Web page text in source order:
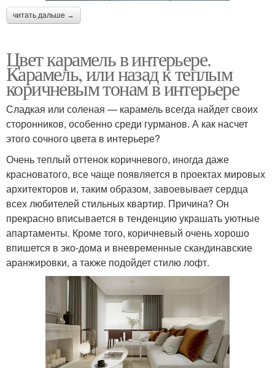
читать дальше →
Цвет карамель в интерьере.
Карамель, или назад к теплым
коричневым тонам в интерьере
Сладкая или соленая — карамель всегда найдет своих
сторонников, особенно среди гурманов. А как насчет
этого сочного цвета в интерьере?
Очень теплый оттенок коричневого, иногда даже
красноватого, все чаще появляется в проектах мировых
архитекторов и, таким образом, завоевывает сердца
всех любителей стильных квартир. Причина? Он
прекрасно вписывается в тенденцию украшать уютные
апартаменты. Кроме того, коричневый очень хорошо
впишется в эко-дома и вневременные скандинавские
аранжировки, а также подойдет стилю лофт.